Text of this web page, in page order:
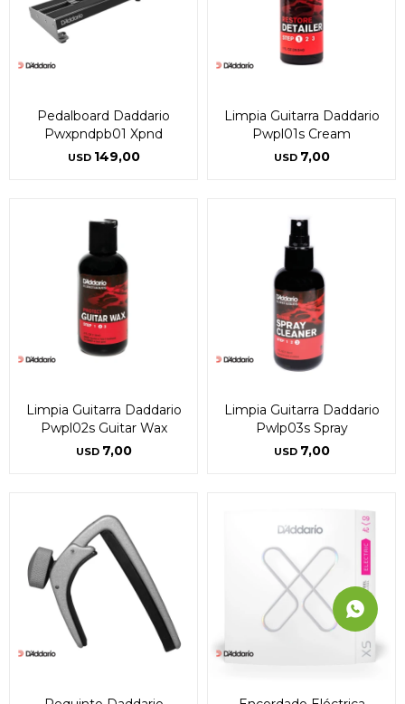
Pedalboard Daddario
Pwxpndpb01 Xpnd
USD 149,00
Limpia Guitarra Daddario
Pwpl01s Cream
USD 7,00
Limpia Guitarra Daddario
Pwpl02s Guitar Wax
USD 7,00
Limpia Guitarra Daddario
Pwlp03s Spray
USD 7,00